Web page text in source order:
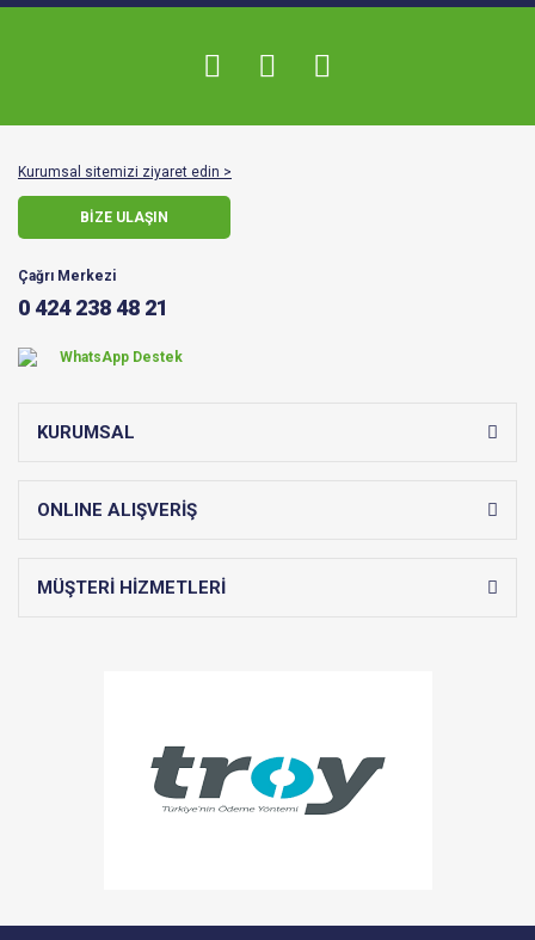
Kurumsal sitemizi ziyaret edin >
BİZE ULAŞIN
Çağrı Merkezi
0 424 238 48 21
WhatsApp Destek
KURUMSAL
ONLINE ALIŞVERİŞ
MÜŞTERİ HİZMETLERİ